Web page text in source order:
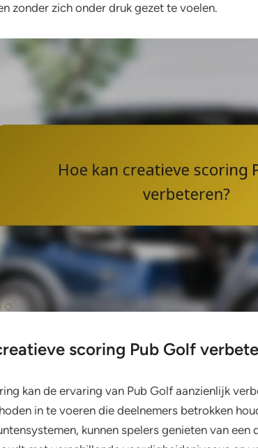
zonder zich onder druk gezet te voelen.
scoring Pub Golf
kan de ervaring van Pub Golf aanzienlijk
in te voeren die deelnemers betrokken
kunnen spelers genieten van een